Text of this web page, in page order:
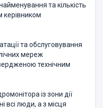
та кількість
керівником
та обслуговування
мереж
технічним
із зони дії
всі люди, а з місця